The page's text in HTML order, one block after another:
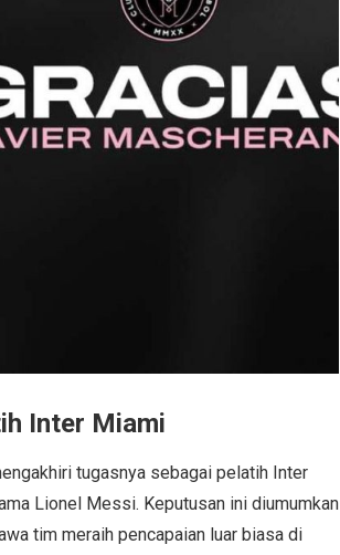
Inter Miami
tugasnya sebagai pelatih Inter
Lionel Messi. Keputusan ini diumumkan
tim meraih pencapaian luar biasa di